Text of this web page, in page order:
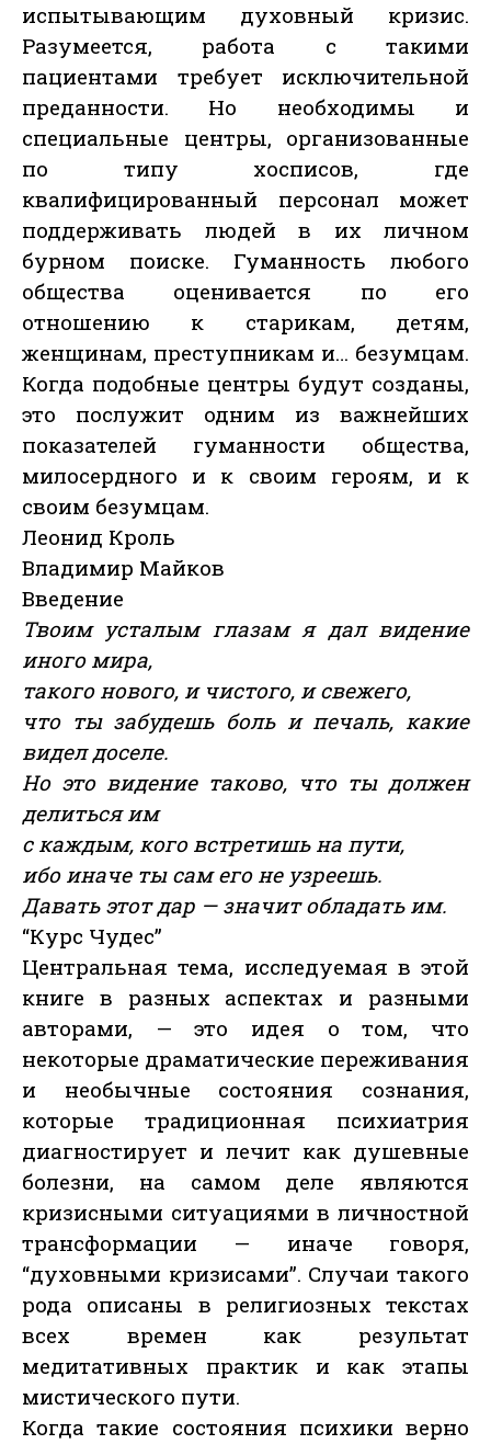
испытывающим духовный кризис.
Разумеется, работа с такими
пациентами требует исключительной
преданности. Но необходимы и
специальные центры, организованные
по типу хосписов, где
квалифицированный персонал может
поддерживать людей в их личном
бурном поиске. Гуманность любого
общества оценивается по его
отношению к старикам, детям,
женщинам, преступникам и… безумцам.
Когда подобные центры будут созданы,
это послужит одним из важнейших
показателей гуманности общества,
милосердного и к своим героям, и к
своим безумцам.
Леонид Кроль
Владимир Майков
Введение
Твоим усталым глазам я дал видение
иного мира,
такого нового, и чистого, и свежего,
что ты забудешь боль и печаль, какие
видел доселе.
Но это видение таково, что ты должен
делиться им
с каждым, кого встретишь на пути,
ибо иначе ты сам его не узреешь.
Давать этот дар — значит обладать им.
“Курс Чудес”
Центральная тема, исследуемая в этой
книге в разных аспектах и разными
авторами, — это идея о том, что
некоторые драматические переживания
и необычные состояния сознания,
которые традиционная психиатрия
диагностирует и лечит как душевные
болезни, на самом деле являются
кризисными ситуациями в личностной
трансформации — иначе говоря,
“духовными кризисами”. Случаи такого
рода описаны в религиозных текстах
всех времен как результат
медитативных практик и как этапы
мистического пути.
Когда такие состояния психики верно